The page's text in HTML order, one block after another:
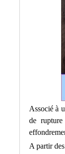
Associé à
de
A partir